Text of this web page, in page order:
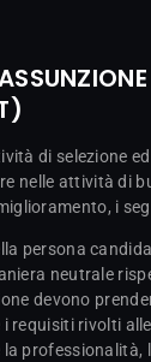
di selezione
nelle attività di
i
persona
neutrale
devono
requisiti rivolti
la professionalità,